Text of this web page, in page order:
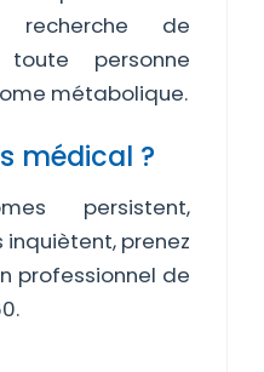
de
toute personne
métabolique.
médical ?
persistent,
prenez
professionnel de